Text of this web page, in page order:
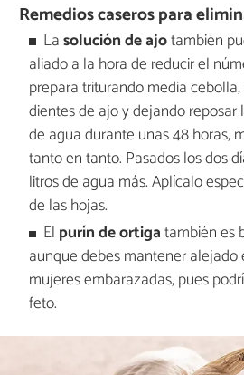
Remedios caseros para
Lasolución de ajotambién
aliado a la hora de reducir el
prepara triturando media
dientes de ajo y dejando
de agua durante unas 48 horas,
tanto en tanto. Pasados los dos
litros de agua más. Aplícalo
de las hojas.
El purín de ortigatambién es
aunque debes mantener alejado
mujeres embarazadas, pues
feto.